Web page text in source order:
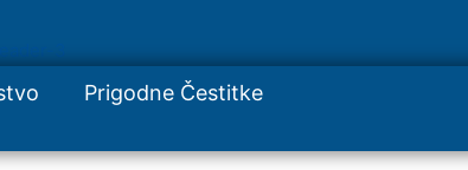
Prigodne Čestitke